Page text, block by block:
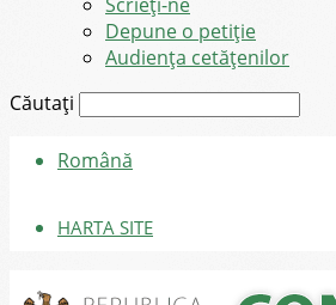
Depune o petiție
Audiența cetățenilor
Căutați
Română
HARTA SITE